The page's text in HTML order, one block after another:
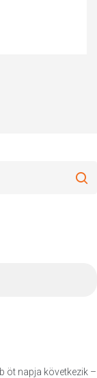
öt napja következik –